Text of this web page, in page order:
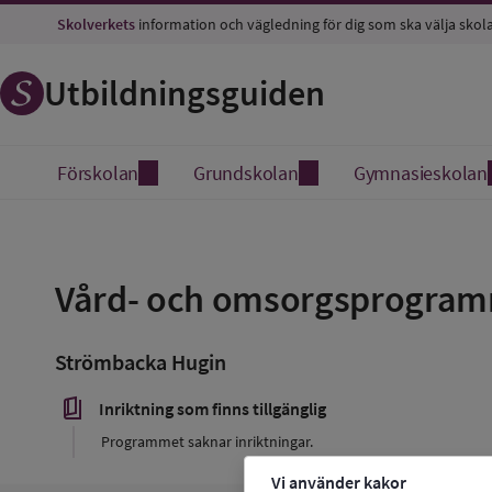
Vi använder kakor
Skolverkets information och vägledning för dig som ska välja
Utbildningsguiden
Förskolan Grundskolan Gymnasieskolan
Vård- och
favorit
Strömbacka Hugin
book_5 Inriktning som finns tillgänglig
Programmet saknar inriktningar.